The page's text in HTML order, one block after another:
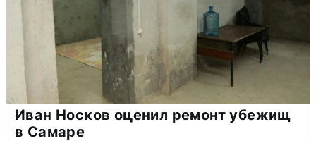
Иван Носков оценил ремонт убежищ
в Самаре